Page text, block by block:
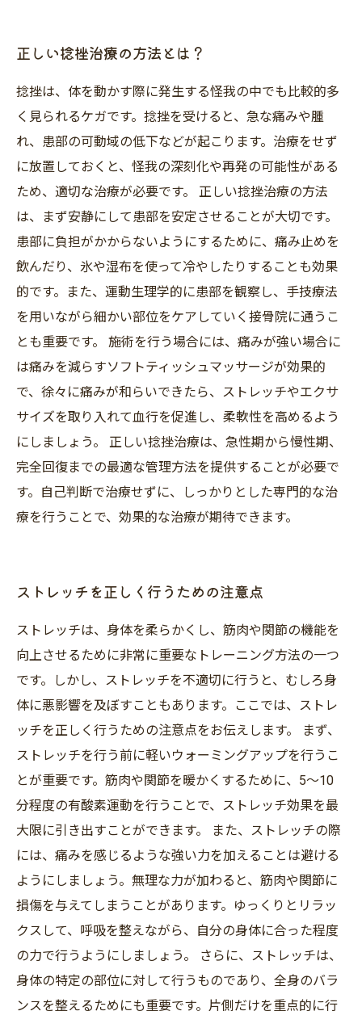
正しい捻挫治療の方法とは？
捻挫は、体を動かす際に発生する怪我の中でも比較的多
く見られるケガです。捻挫を受けると、急な痛みや腫
れ、患部の可動域の低下などが起こります。治療をせず
に放置しておくと、怪我の深刻化や再発の可能性がある
ため、適切な治療が必要です。 正しい捻挫治療の方法
は、まず安静にして患部を安定させることが大切です。
患部に負担がかからないようにするために、痛み止めを
飲んだり、氷や湿布を使って冷やしたりすることも効果
的です。また、運動生理学的に患部を観察し、手技療法
を用いながら細かい部位をケアしていく接骨院に通うこ
とも重要です。 施術を行う場合には、痛みが強い場合に
は痛みを減らすソフトティッシュマッサージが効果的
で、徐々に痛みが和らいできたら、ストレッチやエクサ
サイズを取り入れて血行を促進し、柔軟性を高めるよう
にしましょう。 正しい捻挫治療は、急性期から慢性期、
完全回復までの最適な管理方法を提供することが必要で
す。自己判断で治療せずに、しっかりとした専門的な治
療を行うことで、効果的な治療が期待できます。
ストレッチを正しく行うための注意点
ストレッチは、身体を柔らかくし、筋肉や関節の機能を
向上させるために非常に重要なトレーニング方法の一つ
です。しかし、ストレッチを不適切に行うと、むしろ身
体に悪影響を及ぼすこともあります。ここでは、ストレ
ッチを正しく行うための注意点をお伝えします。 まず、
ストレッチを行う前に軽いウォーミングアップを行うこ
とが重要です。筋肉や関節を暖かくするために、5〜10
分程度の有酸素運動を行うことで、ストレッチ効果を最
大限に引き出すことができます。 また、ストレッチの際
には、痛みを感じるような強い力を加えることは避ける
ようにしましょう。無理な力が加わると、筋肉や関節に
損傷を与えてしまうことがあります。ゆっくりとリラッ
クスして、呼吸を整えながら、自分の身体に合った程度
の力で行うようにしましょう。 さらに、ストレッチは、
身体の特定の部位に対して行うものであり、全身のバラ
ンスを整えるためにも重要です。片側だけを重点的に行